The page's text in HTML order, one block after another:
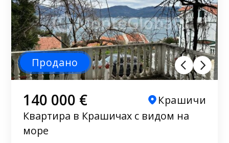
Продано
140 000 €
Крашичи
Квартира в Крашичах с видом на
море